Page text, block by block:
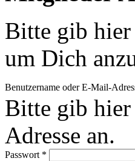
Bitte gib hier
um Dich
Benutzername oder E-Mail-
Bitte gib hier
Adresse an.
Passwort *